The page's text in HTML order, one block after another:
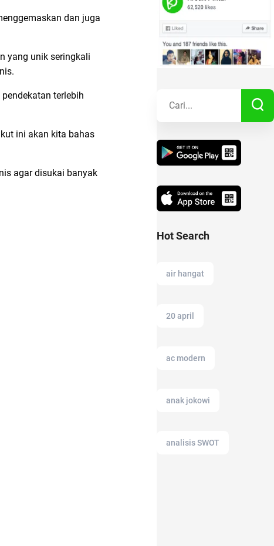
dan juga
yang unik seringkali
terlebih
ini akan kita bahas
agar disukai banyak
Gaya Hidup
Kisah Sukses
Hot Search
air hangat
20 april
ac modern
anak jokowi
analisis SWOT